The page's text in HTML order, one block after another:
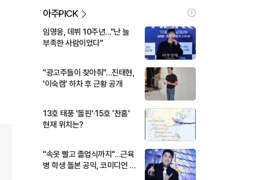
아주PICK
임영웅, 데뷔 10주년…"난 늘
부족한 사람이었다"
"광고주들이 찾아줘"…진태현,
'이숙캠' 하차 후 근황 공개
13호 태풍 '돌핀'·15호 '찬홈'
현재 위치는?
"속옷 빨고 졸업식까지"…근육
병 학생 돌본 공익, 코미디언 김